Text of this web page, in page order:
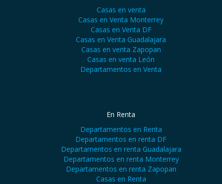
Casas en venta
Casas en Venta Monterrey
Casas en Venta DF
Casas en Venta Guadalajara
Casas en venta Zapopan
Casas en venta León
Departamentos en Venta
En Renta
Departamentos en Renta
Departamentos en renta DF
Departamentos en renta Guadalajara
Departamentos en renta Monterrey
Departamentos en renta Zapopan
Casas en Renta